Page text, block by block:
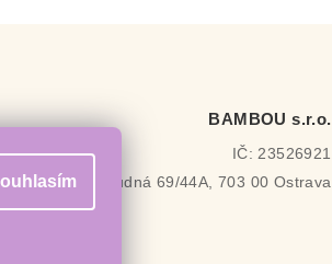
BAMBOU s.r.o.
IČ: 23526921
Rudná 69/44A, 703 00 Ostrava